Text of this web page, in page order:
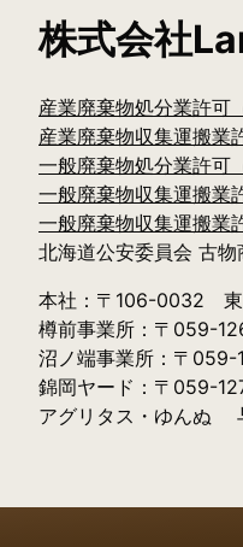
株式会社
産業廃棄物処分業許可
産業廃棄物収集運搬業
一般廃棄物処分業許可
一般廃棄物収集運搬業
一般廃棄物収集運搬業
北海道公安委員会 古物
本社：〒106-0032 東
樽前事業所：〒059-
沼ノ端事業所：〒
錦岡ヤード：〒059-
アグリタス・ゆんぬ